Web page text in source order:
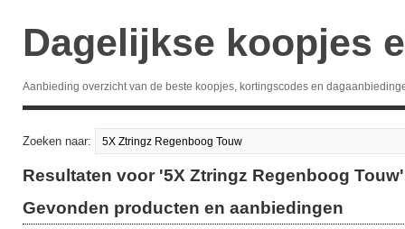
Dagelijkse koopjes
Aanbieding overzicht van de beste koopjes, kortingscodes en
Zoeken naar:
Resultaten voor '5X Ztringz Regenboog Touw'
Gevonden producten en aanbiedingen